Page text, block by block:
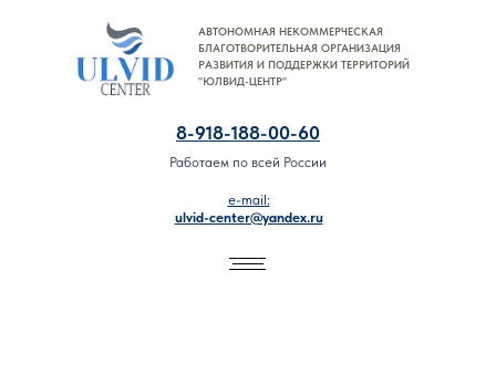
АВТОНОМНАЯ НЕКОММЕРЧЕСКАЯ
БЛАГОТВОРИТЕЛЬНАЯ ОРГАНИЗАЦИЯ
РАЗВИТИЯ И ПОДДЕРЖКИ ТЕРРИТОРИЙ
"ЮЛВИД-ЦЕНТР"
8-918-188-00-60
Работаем по всей России
e-mail:
ulvid-center@yandex.ru
8-918-188-00-60